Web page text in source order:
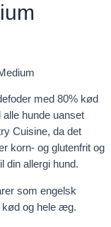
med 80% kød
hunde uanset
Cuisine, da det
korn- og glutenfrit og
din allergi hund.
som engelsk
og hele æg.